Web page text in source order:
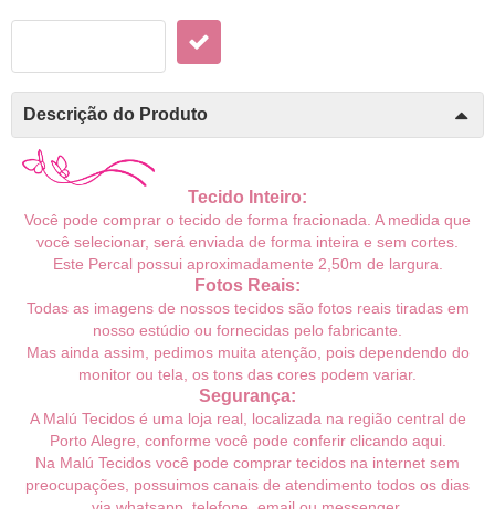
Descrição do Produto
Tecido Inteiro:
Você pode comprar o tecido de forma fracionada. A medida que
você selecionar, será enviada de forma inteira e sem cortes.
Este Percalpossui aproximadamente 2,50m de largura.
Fotos Reais:
Todas as imagens de nossos tecidos são fotos reais tiradas em
nosso estúdio ou fornecidas pelo fabricante.
Mas ainda assim, pedimos muita atenção, pois dependendo do
monitor ou tela, os tons das cores podem variar.
Segurança:
A Malú Tecidos é uma loja real, localizada na região central de
Porto Alegre, conforme você pode conferir clicando aqui.
Na Malú Tecidos você pode comprar tecidos na internet sem
preocupações, possuimos canais de atendimento todos os dias